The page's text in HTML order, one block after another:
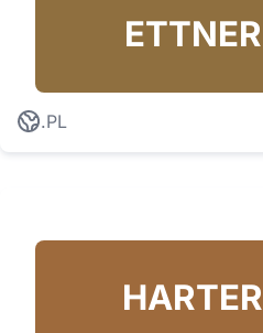
ETTNER
.PL
HARTER